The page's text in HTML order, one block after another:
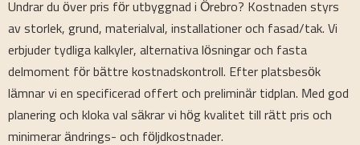
Undrar du över pris för utbyggnad i Örebro? Kostnaden styrs
av storlek, grund, materialval, installationer och fasad/tak. Vi
erbjuder tydliga kalkyler, alternativa lösningar och fasta
delmoment för bättre kostnadskontroll. Efter platsbesök
lämnar vi en specificerad offert och preliminär tidplan. Med god
planering och kloka val säkrar vi hög kvalitet till rätt pris och
minimerar ändrings- och följdkostnader.